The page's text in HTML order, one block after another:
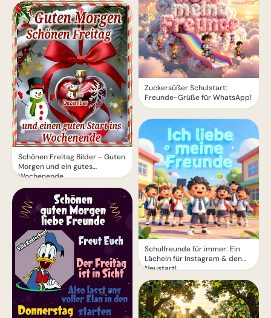
Schönen Freitag Bilder - Guten
Morgen und ein gutes
Wochenende
Zuckersüßer Schulstart:
Freunde-Grüße für WhatsApp!
Schulfreunde für immer: Ein
Lächeln für Instagram & den
Neustart!